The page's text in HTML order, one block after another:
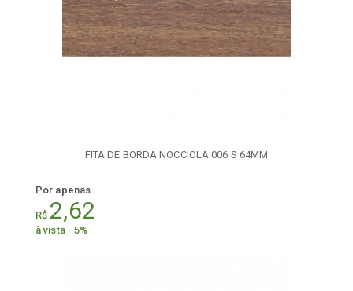
FITA DE BORDA NOCCIOLA 006 S 64MM
Por apenas
R$ 2,62
à vista - 5%